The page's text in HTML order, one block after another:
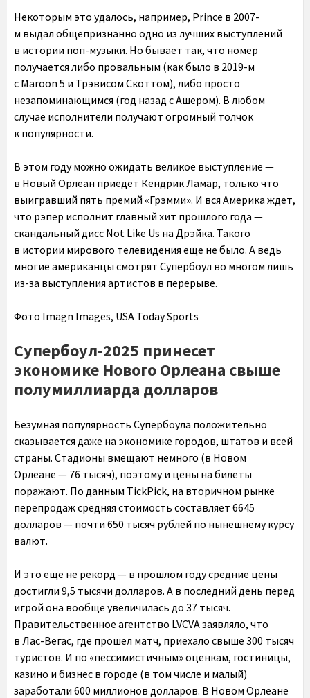
Некоторым это удалось, например, Prince в 2007-
м выдал общепризнанно одно из лучших выступлений
в истории поп-музыки. Но бывает так, что номер
получается либо провальным (как было в 2019-м
с Maroon 5 и Трэвисом Скоттом), либо просто
незапоминающимся (год назад с Ашером). В любом
случае исполнители получают огромный толчок
к популярности.
В этом году можно ожидать великое выступление —
в Новый Орлеан приедет Кендрик Ламар, только что
выигравший пять премий «Грэмми». И вся Америка ждет,
что рэпер исполнит главный хит прошлого года —
скандальный дисс Not Like Us на Дрэйка. Такого
в истории мирового телевидения еще не было. А ведь
многие американцы смотрят Супербоул во многом лишь
из-за выступления артистов в перерыве.
Фото Imagn Images, USA Today Sports
Супербоул-2025 принесет
экономике Нового Орлеана свыше
полумиллиарда долларов
Безумная популярность Супербоула положительно
сказывается даже на экономике городов, штатов и всей
страны. Стадионы вмещают немного (в Новом
Орлеане — 76 тысяч), поэтому и цены на билеты
поражают. По данным TickPick, на вторичном рынке
перепродаж средняя стоимость составляет 6645
долларов — почти 650 тысяч рублей по нынешнему курсу
валют.
И это еще не рекорд — в прошлом году средние цены
достигли 9,5 тысячи долларов. А в последний день перед
игрой она вообще увеличилась до 37 тысяч.
Правительственное агентство LVCVA заявляло, что
в Лас-Вегас, где прошел матч, приехало свыше 300 тысяч
туристов. И по «пессимистичным» оценкам, гостиницы,
казино и бизнес в городе (в том числе и малый)
заработали 600 миллионов долларов. В Новом Орлеане